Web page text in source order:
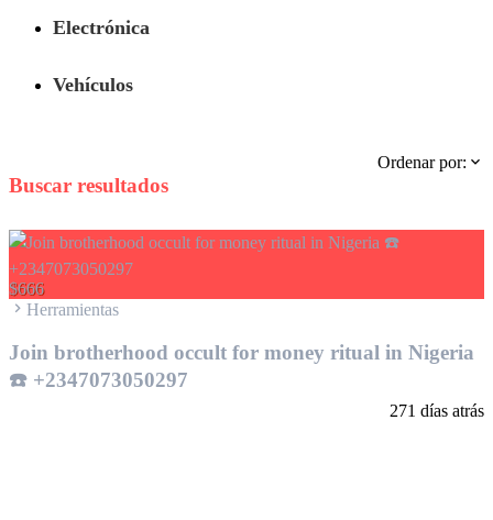
Electrónica
Vehículos
Buscar resultados
Ordenar por:
$666
Herramientas
Join brotherhood occult for money ritual in Nigeria
☎️ +2347073050297
271 días atrás